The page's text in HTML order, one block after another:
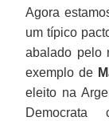
Agora
um típico
abalado pelo
exemplo de
eleito na